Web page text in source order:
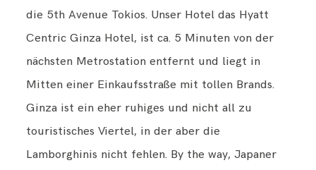
die 5th Avenue Tokios. Unser Hotel das Hyatt
Centric Ginza Hotel, ist ca. 5 Minuten von der
nächsten Metrostation entfernt und liegt in
Mitten einer Einkaufsstraße mit tollen Brands.
Ginza ist ein eher ruhiges und nicht all zu
touristisches Viertel, in der aber die
Lamborghinis nicht fehlen. By the way, Japaner